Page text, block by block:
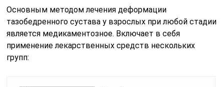
Основным методом лечения деформации
тазобедренного сустава у взрослых при любой стадии
является медикаментозное. Включает в себя
применение лекарственных средств нескольких
групп: